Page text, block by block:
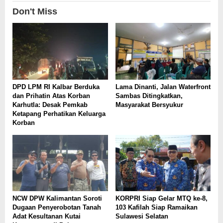
Don't Miss
DPD LPM RI Kalbar Berduka
dan Prihatin Atas Korban
Karhutla: Desak Pemkab
Ketapang Perhatikan Keluarga
Korban
Lama Dinanti, Jalan Waterfront
Sambas Ditingkatkan,
Masyarakat Bersyukur
NCW DPW Kalimantan Soroti
Dugaan Penyerobotan Tanah
Adat Kesultanan Kutai
KORPRI Siap Gelar MTQ ke-8,
103 Kafilah Siap Ramaikan
Sulawesi Selatan